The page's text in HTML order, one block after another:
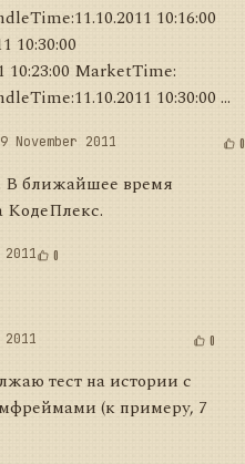
10:16:00
10:30:00
10:23:00 MarketTime:
10:30:00 ...
November 2011 0
ближайшее время
2011 0
2011 0
тест на истории с
(к примеру, 7